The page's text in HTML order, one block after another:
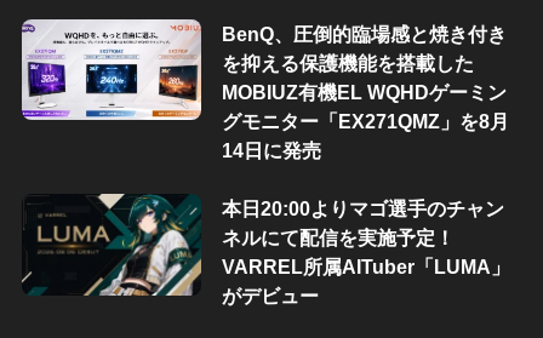
BenQ、圧倒的臨場感と焼き付き
を抑える保護機能を搭載した
MOBIUZ有機EL WQHDゲーミン
グモニター「EX271QMZ」を8月
14日に発売
本日20:00よりマゴ選手のチャン
ネルにて配信を実施予定！
VARREL所属AITuber「LUMA」
がデビュー